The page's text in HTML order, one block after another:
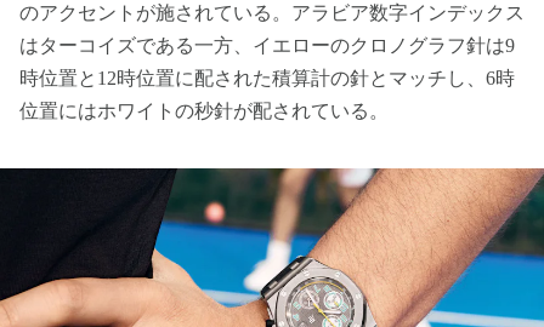
のアクセントが施されている。アラビア数字インデックス
はターコイズである一方、イエローのクロノグラフ針は9
時位置と12時位置に配された積算計の針とマッチし、6時
位置にはホワイトの秒針が配されている。